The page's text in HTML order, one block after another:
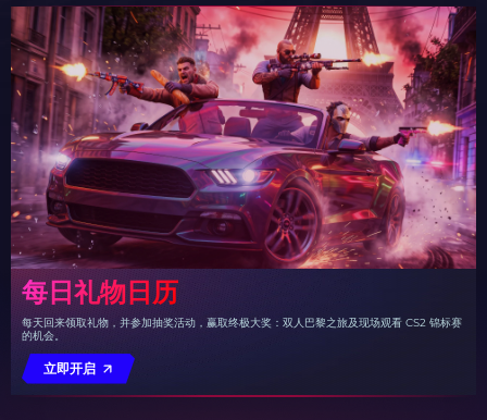
每日礼物日历
每天回来领取礼物，并参加抽奖活动，赢取终极大奖：双人巴黎之旅及现场观看 CS2 锦标赛
的机会。
立即开启